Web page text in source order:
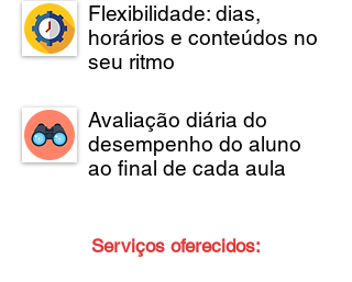
Flexibilidade: dias,
horários e conteúdos no
seu ritmo
Avaliação diária do
desempenho do aluno
ao final de cada aula
Serviços oferecidos: